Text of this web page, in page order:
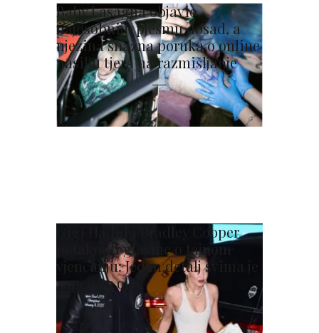
Baby Lasagna objavio
najosobniju pjesmu dosad, a
njezina snažna poruka o online
nasilju tjera na razmišljanje
Gigi Hadid i Bradley Cooper
potaknuli glasine o tajnom
vjenčanju: Jedan detalj svima je
zapeo za oko